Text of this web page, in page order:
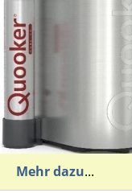
Mehr dazu...